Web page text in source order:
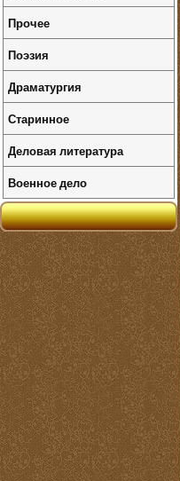
Прочее
Поэзия
Драматургия
Старинное
Деловая литература
Военное дело